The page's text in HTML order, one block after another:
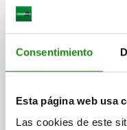
Consentimiento
Esta página web usa
Las cookies de este
04567